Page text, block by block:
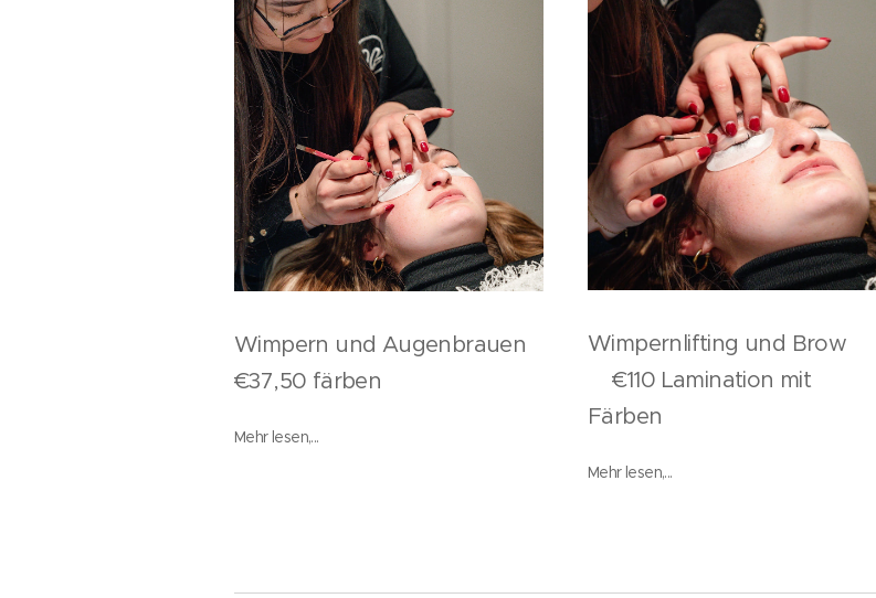
Wimpern und Augenbrauen
€37,50 färben
Mehr lesen,...
Wimpernlifting und Brow
€110 Lamination mit
Färben
Mehr lesen,...